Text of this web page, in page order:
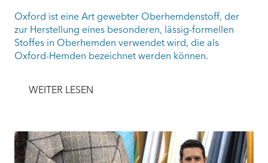
Oxford ist eine Art gewebter Oberhemdenstoff, der
zur Herstellung eines besonderen, lässig-formellen
Stoffes in Oberhemden verwendet wird, die als
Oxford-Hemden bezeichnet werden können.
WEITER LESEN